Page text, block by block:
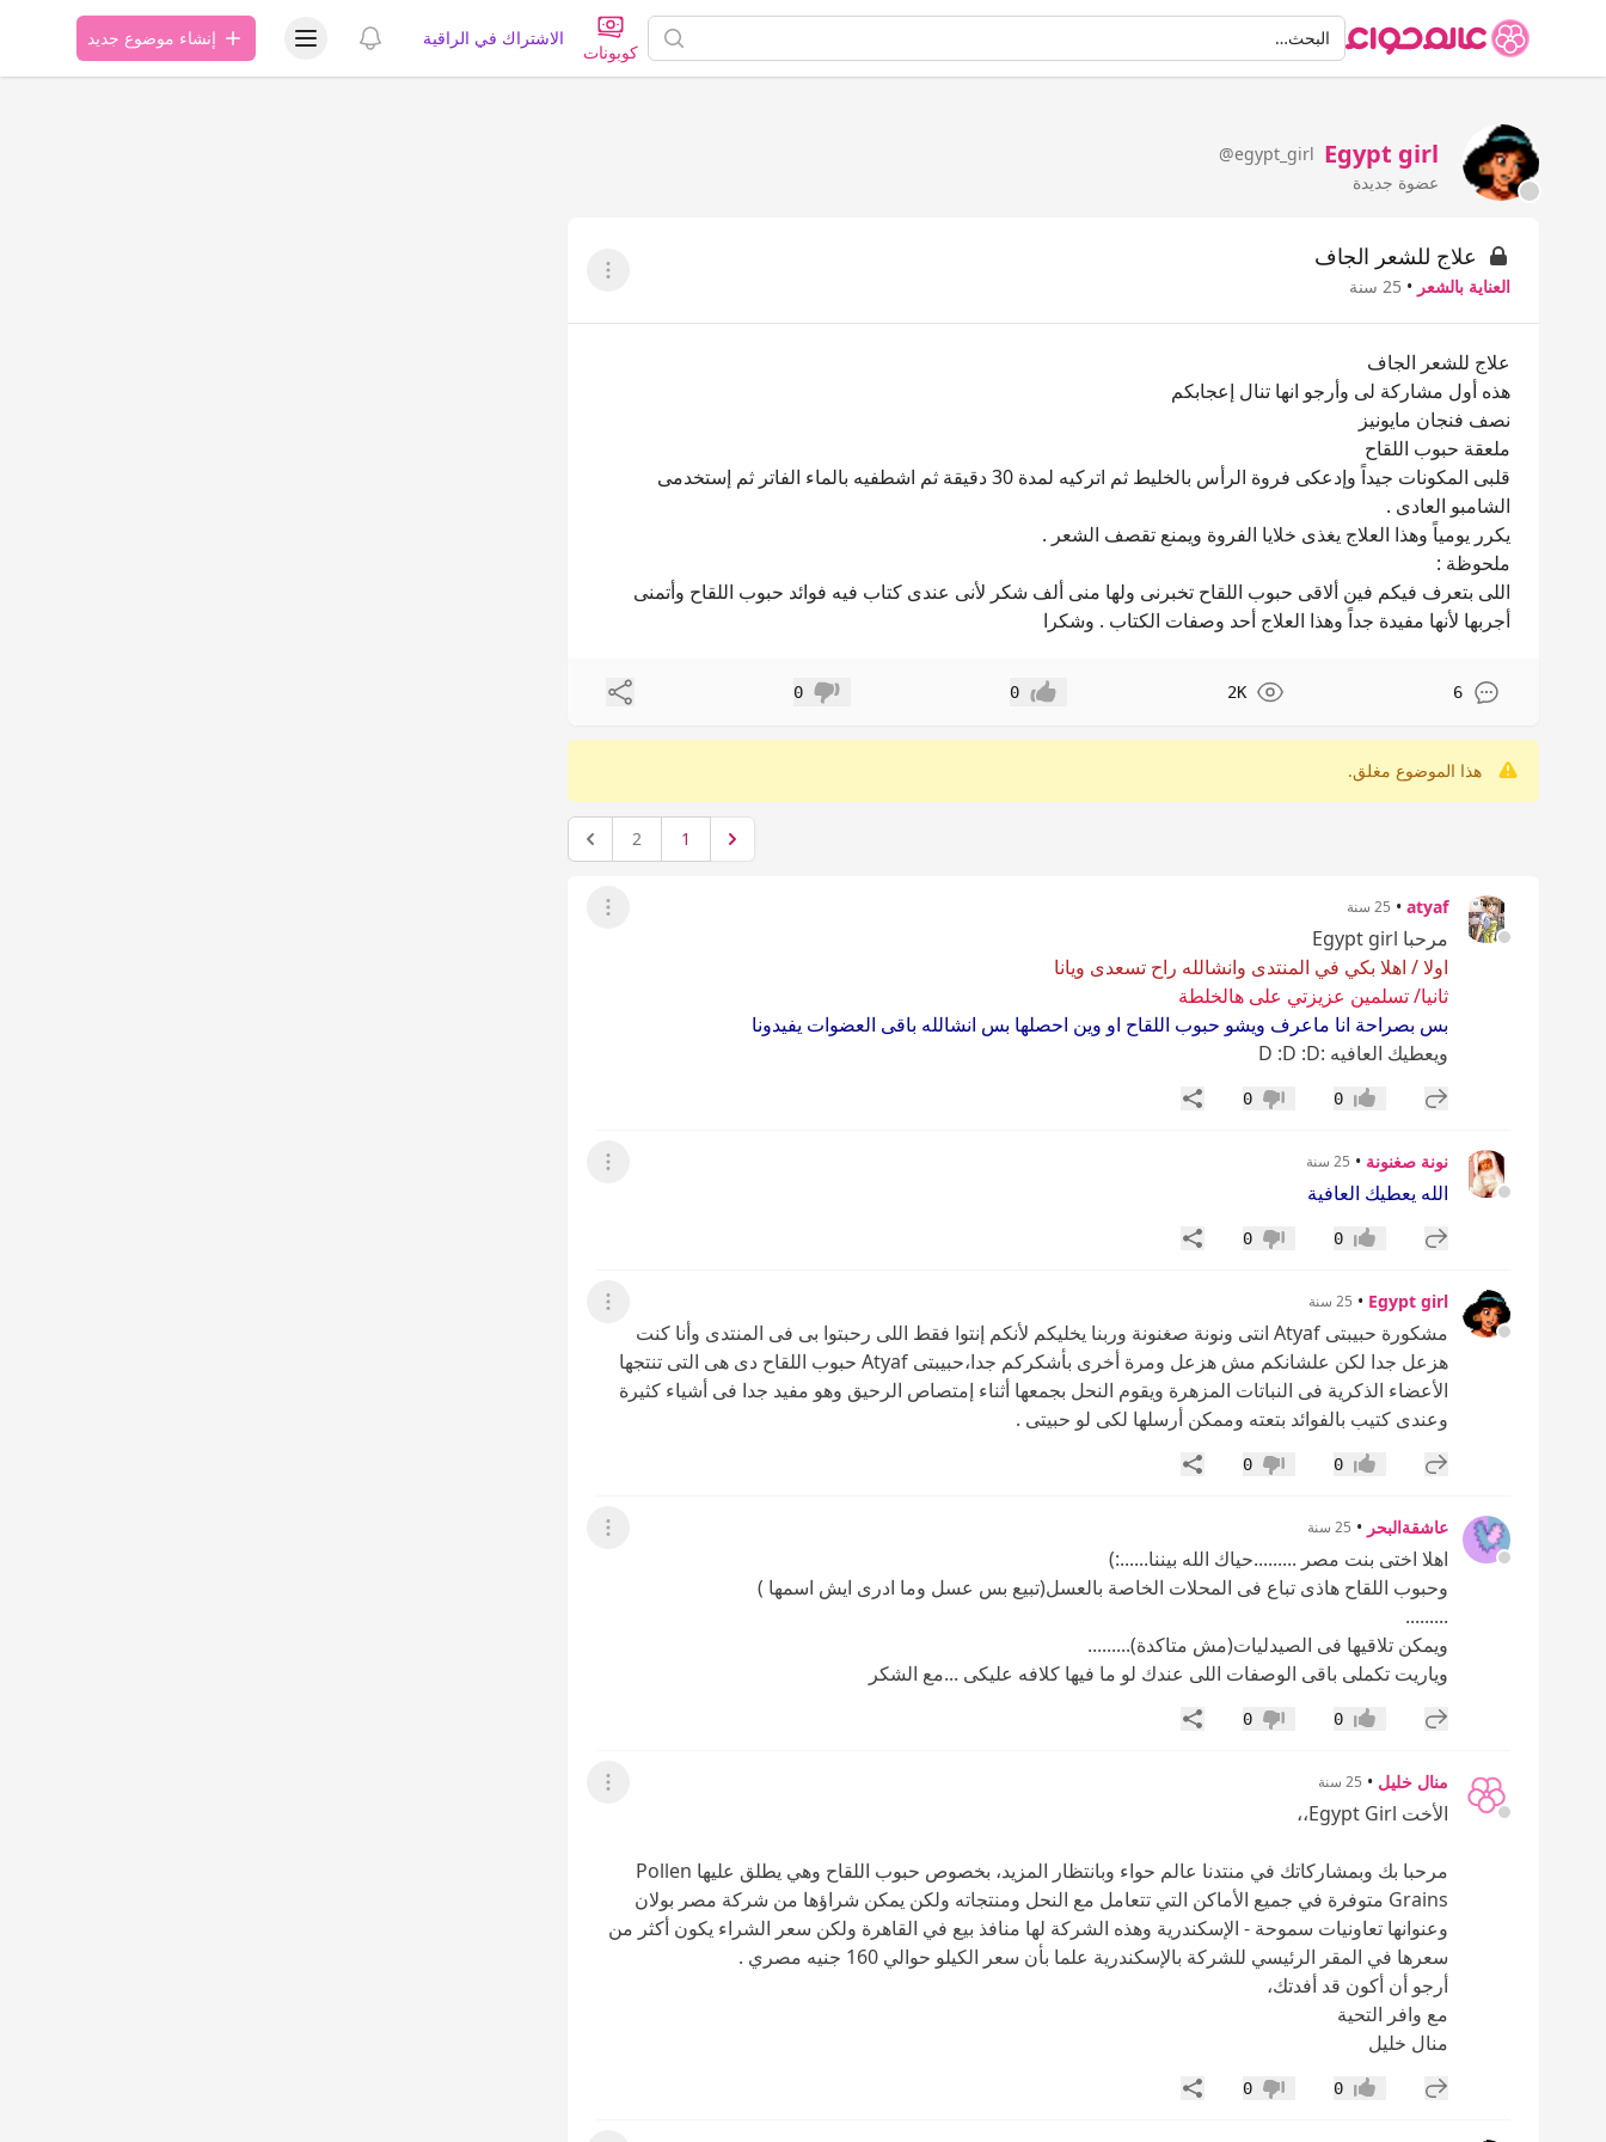
البحثالبحث…
كوبونات
الاشتراك في الراقية عرض الإشعاراتعرض قائمة المستخدمإنشاء موضوع جديد
Egypt girl
@egypt_girl
عضوة جديدة
علاج للشعر الجاف
العناية بالشعر • 25 سنة عرض القائمة
علاج للشعر الجاف
هذه أول مشاركة لى وأرجو انها تنال إعجابكم
نصف فنجان مايونيز
ملعقة حبوب اللقاح
قلبى المكونات جيداً وإدعكى فروة الرأس بالخليط ثم اتركيه لمدة 30 دقيقة ثم اشطفيه بالماء الفاتر ثم إستخدمى
الشامبو العادى .
يكرر يومياً وهذا العلاج يغذى خلايا الفروة ويمنع تقصف الشعر .
ملحوظة :
اللى بتعرف فيكم فين ألاقى حبوب اللقاح تخبرنى ولها منى ألف شكر لأنى عندى كتاب فيه فوائد حبوب اللقاح وأتمنى
أجربها لأنها مفيدة جداً وهذا العلاج أحد وصفات الكتاب . وشكرا
6
2K إعجاب 0 عدم إعجاب
0 مشاركة
هذا الموضوع مغلق.
1
2
atyaf
• 25 سنة عرض القائمة
مرحبا Egypt girl
اولا / اهلا بكي في المنتدى وانشالله راح تسعدى ويانا
ثانيا/ تسلمين عزيزتي على هالخلطة
بس بصراحة انا ماعرف ويشو حبوب اللقاح او وين احصلها بس انشالله باقى العضوات يفيدونا
ويعطيك العافيه :D :D :D
إضافة رد جديد
إعجاب0 عدم إعجاب
0 مشاركة
نونة صغنونة • 25 سنة عرض القائمة
الله يعطيك العافية
إضافة رد جديد
إعجاب0 عدم إعجاب
0 مشاركة
Egypt girl
• 25 سنة عرض القائمة
مشكورة حبيبتى Atyaf انتى ونونة صغنونة وربنا يخليكم لأنكم إنتوا فقط اللى رحبتوا بى فى المنتدى وأنا كنت
هزعل جدا لكن علشانكم مش هزعل ومرة أخرى بأشكركم جدا،حبيبتى Atyaf حبوب اللقاح دى هى التى تنتجها
الأعضاء الذكرية فى النباتات المزهرة ويقوم النحل بجمعها أثناء إمتصاص الرحيق وهو مفيد جدا فى أشياء كثيرة
وعندى كتيب بالفوائد بتعته وممكن أرسلها لكى لو حبيتى .
إضافة رد جديد
إعجاب0 عدم إعجاب
0 مشاركة
عاشقةالبحر • 25 سنة عرض القائمة
اهلا اختى بنت مصر .........حياك الله بيننا......:)
وحبوب اللقاح هاذى تباع فى المحلات الخاصة بالعسل(تبيع بس عسل وما ادرى ايش اسمها )
.........
ويمكن تلاقيها فى الصيدليات(مش متاكدة).........
وياريت تكملى باقى الوصفات اللى عندك لو ما فيها كلافه عليكى ...مع الشكر
إضافة رد جديد
إعجاب0 عدم إعجاب
0 مشاركة
منال خليل • 25 سنة عرض القائمة
الأخت Egypt Girl،،
مرحبا بك وبمشاركاتك في منتدنا عالم حواء وبانتظار المزيد، بخصوص حبوب اللقاح وهي يطلق عليها Pollen
Grains متوفرة في جميع الأماكن التي تتعامل مع النحل ومنتجاته ولكن يمكن شراؤها من شركة مصر بولان
وعنوانها تعاونيات سموحة - الإسكندرية وهذه الشركة لها منافذ بيع في القاهرة ولكن سعر الشراء يكون أكثر من
سعرها في المقر الرئيسي للشركة بالإسكندرية علما بأن سعر الكيلو حوالي 160 جنيه مصري .
أرجو أن أكون قد أفدتك،
مع وافر التحية
منال خليل
إضافة رد جديد
إعجاب0 عدم إعجاب
0 مشاركة